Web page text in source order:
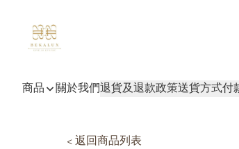
商品 關於我們退貨及退款政策送貨方式付
< 返回商品列表